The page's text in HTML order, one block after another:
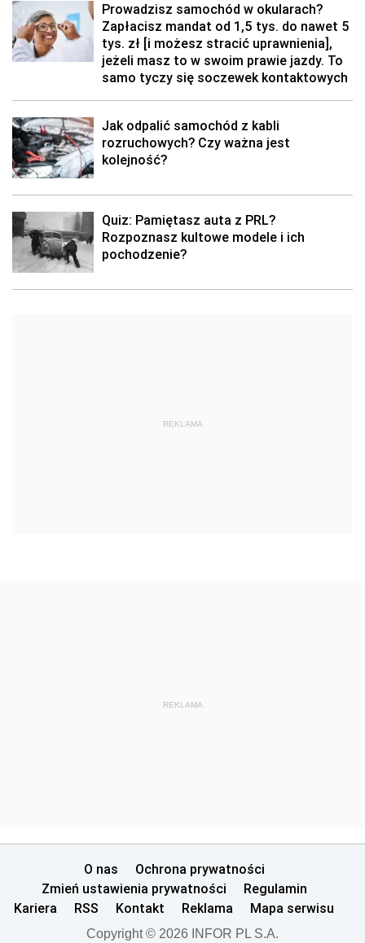
Prowadzisz samochód w okularach?
Zapłacisz mandat od 1,5 tys. do nawet 5
tys. zł [i możesz stracić uprawnienia],
jeżeli masz to w swoim prawie jazdy. To
samo tyczy się soczewek kontaktowych
Jak odpalić samochód z kabli
rozruchowych? Czy ważna jest
kolejność?
Quiz: Pamiętasz auta z PRL?
Rozpoznasz kultowe modele i ich
pochodzenie?
REKLAMA
REKLAMA
O nas
Ochrona prywatności
Zmień ustawienia prywatności
Regulamin
Kariera
RSS Kontakt Reklama Mapa serwisu
Copyright © 2026 INFOR PL S.A.